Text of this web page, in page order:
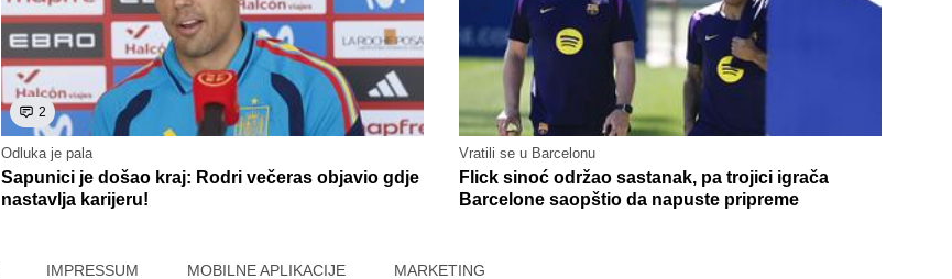
2
Odluka je pala
Sapunici je došao kraj: Rodri večeras objavio gdje
nastavlja karijeru!
Vratili se u Barcelonu
Flick sinoć održao sastanak, pa trojici igrača
Barcelone saopštio da napuste pripreme
IMPRESSUM MOBILNE APLIKACIJE MARKETING